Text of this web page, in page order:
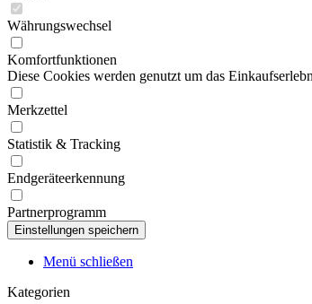
Währungswechsel
Komfortfunktionen
Diese Cookies werden genutzt um das
Merkzettel
Statistik & Tracking
Endgeräteerkennung
Partnerprogramm
Menü schließen
Kategorien